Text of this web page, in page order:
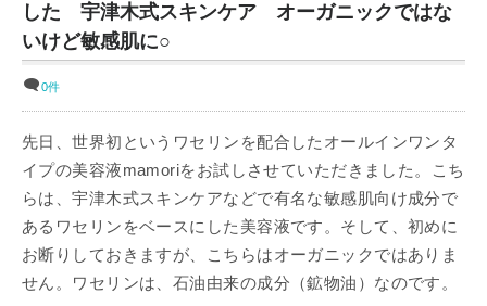
した 宇津木式スキンケア オーガニックではな
いけど敏感肌に○
0件
先日、世界初というワセリンを配合したオールインワンタ
イプの美容液mamoriをお試しさせていただきました。こち
らは、宇津木式スキンケアなどで有名な敏感肌向け成分で
あるワセリンをベースにした美容液です。そして、初めに
お断りしておきますが、こちらはオーガニックではありま
せん。ワセリンは、石油由来の成分（鉱物油）なのです。